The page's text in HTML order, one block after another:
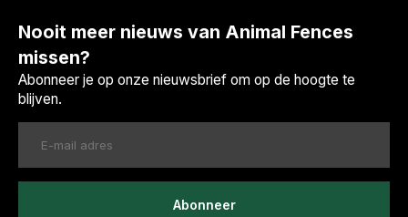
Nooit meer nieuws van Animal Fences
missen?
Abonneer je op onze nieuwsbrief om op de hoogte te
blijven.
Abonneer